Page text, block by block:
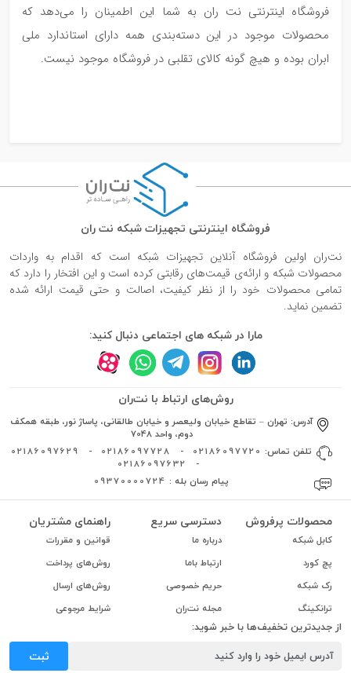
فروشگاه اینترنتی نت ران به شما این اطمینان را می‌دهد که
محصولات موجود در این دسته‌بندی همه دارای استاندارد ملی
ابران بوده و هیچ گونه کالای تقلبی در فروشگاه موجود نیست.
فروشگاه اینترنتی تجهیزات شبکه نت ران
نت‌ران اولین فروشگاه آنلاین تجهیزات شبکه است که اقدام به واردات
محصولات شبکه و ارائه‌ی قیمت‌های رقابتی کرده است و این افتخار را دارد که
تمامی محصولات خود را از نظر کیفیت، اصالت و حتی قیمت ارائه شده
تضمین نماید.
مارا در شبکه های اجتماعی دنبال کنید:
روش‌های ارتباط با نت‌ران
آدرس: تهران – تقاطع خیابان ولیعصر و خیابان طالقانی، پاساژ نور، طبقه همکف
دوم، واحد 7048
تلفن تماس: 02186097720
-
02186097728
-
02186097629
-
02186097632
پیام رسان بله : 09370000724
محصولات پرفروش
کابل شبکه
پچ کورد
رک شبکه
ترانکینگ
دسترسی سریع
درباره ما
ارتباط باما
حریم خصوصی
مجله نت‌ران
راهنمای مشتریان
قوانین و مقررات
روش‌های پرداخت
روش‌های ارسال
شرایط مرجوعی
از جدیدترین تخفیف‌ها با خبر شوید:
ثبت